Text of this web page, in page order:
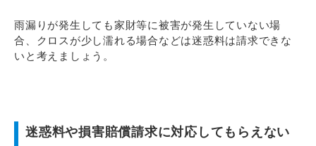
雨漏りが発生しても家財等に被害が発生していない場
合、クロスが少し濡れる場合などは迷惑料は請求できな
いと考えましょう。
迷惑料や損害賠償請求に対応してもらえない